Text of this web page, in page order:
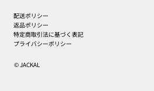
配送ポリシー
返品ポリシー
プライバシーポリシー
特定商取引法に基づく表記
© JACKAL